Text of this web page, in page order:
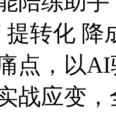
转化 降
，以
应变